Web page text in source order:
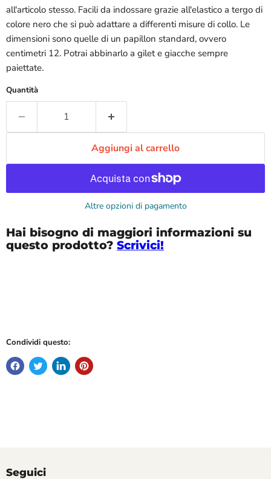
all'articolo stesso. Facili da indossare grazie all'elastico a tergo di
colore nero che si può adattare a differenti misure di collo. Le
dimensioni sono quelle di un papillon standard, ovvero
centimetri 12. Potrai abbinarlo a gilet e giacche sempre
paiettate.
Quantità
Aggiungi al carrello
Altre opzioni di pagamento
Hai bisogno di maggiori informazioni su
questo prodotto? Scrivici!
Condividi questo:
Seguici